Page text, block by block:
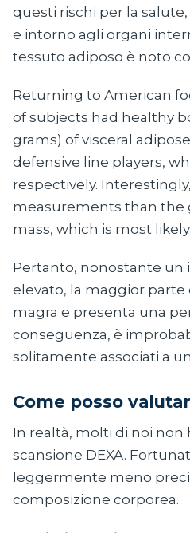
questi rischi per la
e intorno agli organi
tessuto adiposo è noto
Returning to American
of subjects had healthy
grams) of visceral
defensive line players,
respectively.
measurements than the
mass, which is most
Pertanto, nonostante un
elevato, la maggior
magra e presenta una
conseguenza, è
solitamente associati a
Come posso
In realtà, molti di noi non
scansione DEXA.
leggermente meno
composizione corporea.